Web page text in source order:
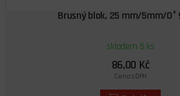
Brusný blok, 25 mm/5mm/0°
skladem 5 ks
86,00 Kč
Cena s DPH